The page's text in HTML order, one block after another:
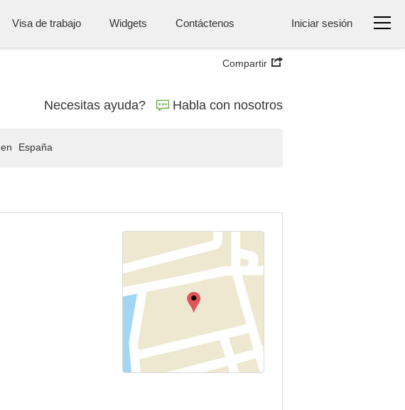
Visa de trabajo Widgets Contáctenos Iniciar sesión
Compartir
Necesitas ayuda? Habla con nosotros
en España